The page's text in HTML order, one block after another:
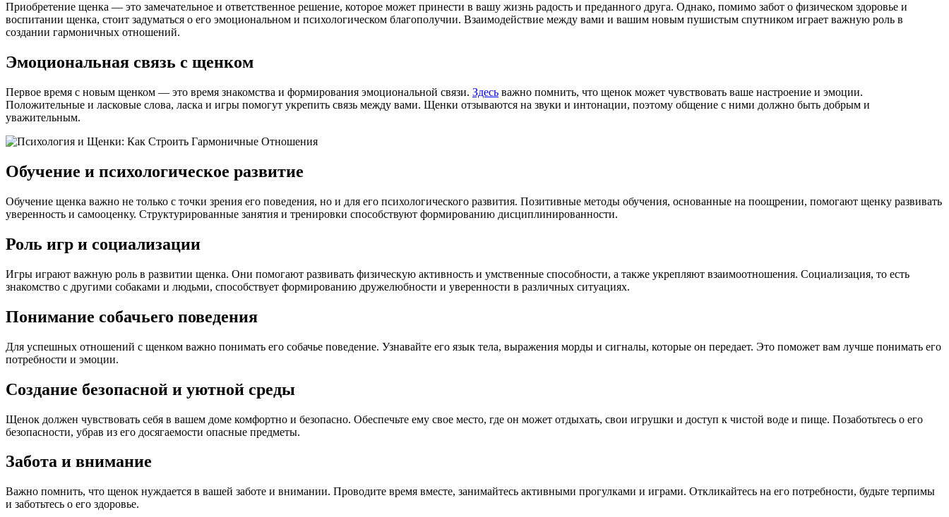
Приобретение щенка — это замечательное и ответственное решение, которое может принести в вашу жизнь радость и преданного друга. Однако, помимо забот о физическом здоровье и
воспитании щенка, стоит задуматься о его эмоциональном и психологическом благополучии. Взаимодействие между вами и вашим новым пушистым спутником играет важную роль в
создании гармоничных отношений.
Эмоциональная связь с щенком
Первое время с новым щенком — это время знакомства и формирования эмоциональной связи. Здесь важно помнить, что щенок может чувствовать ваше настроение и эмоции.
Положительные и ласковые слова, ласка и игры помогут укрепить связь между вами. Щенки отзываются на звуки и интонации, поэтому общение с ними должно быть добрым и
уважительным.
Обучение и психологическое развитие
Обучение щенка важно не только с точки зрения его поведения, но и для его психологического развития. Позитивные методы обучения, основанные на поощрении, помогают щенку развивать
уверенность и самооценку. Структурированные занятия и тренировки способствуют формированию дисциплинированности.
Роль игр и социализации
Игры играют важную роль в развитии щенка. Они помогают развивать физическую активность и умственные способности, а также укрепляют взаимоотношения. Социализация, то есть
знакомство с другими собаками и людьми, способствует формированию дружелюбности и уверенности в различных ситуациях.
Понимание собачьего поведения
Для успешных отношений с щенком важно понимать его собачье поведение. Узнавайте его язык тела, выражения морды и сигналы, которые он передает. Это поможет вам лучше понимать его
потребности и эмоции.
Создание безопасной и уютной среды
Щенок должен чувствовать себя в вашем доме комфортно и безопасно. Обеспечьте ему свое место, где он может отдыхать, свои игрушки и доступ к чистой воде и пище. Позаботьтесь о его
безопасности, убрав из его досягаемости опасные предметы.
Забота и внимание
Важно помнить, что щенок нуждается в вашей заботе и внимании. Проводите время вместе, занимайтесь активными прогулками и играми. Откликайтесь на его потребности, будьте терпимы
и заботьтесь о его здоровье.